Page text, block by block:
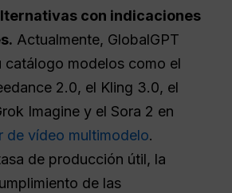
con indicaciones
Actualmente, GlobalGPT
catálogo modelos como el
2.0, el Kling 3.0, el
Imagine y el Sora 2 en
de vídeo multimodelo.
de producción útil, la
de las